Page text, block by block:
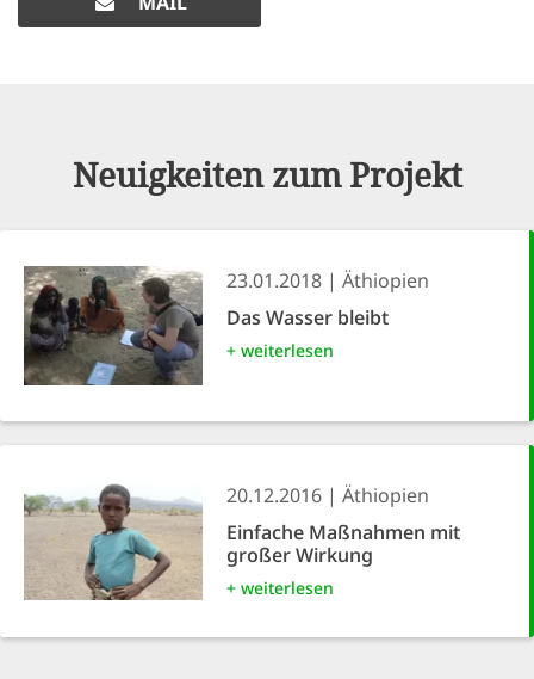
Neuigkeiten zum Projekt
23.01.2018
Äthiopien
Das Wasser bleibt
+ weiterlesen
20.12.2016
Äthiopien
Einfache Maßnahmen mit
großer Wirkung
+ weiterlesen